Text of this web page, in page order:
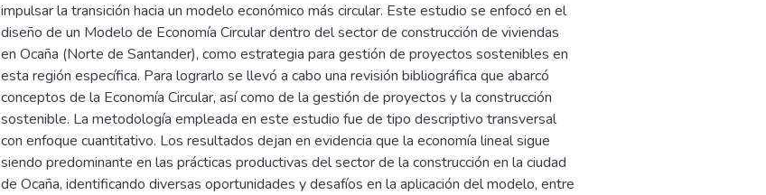
impulsar la transición hacia un modelo económico más circular. Este estudio se enfocó en el
diseño de un Modelo de Economía Circular dentro del sector de construcción de viviendas
en Ocaña (Norte de Santander), como estrategia para gestión de proyectos sostenibles en
esta región específica. Para lograrlo se llevó a cabo una revisión bibliográfica que abarcó
conceptos de la Economía Circular, así como de la gestión de proyectos y la construcción
sostenible. La metodología empleada en este estudio fue de tipo descriptivo transversal
con enfoque cuantitativo. Los resultados dejan en evidencia que la economía lineal sigue
siendo predominante en las prácticas productivas del sector de la construcción en la ciudad
de Ocaña, identificando diversas oportunidades y desafíos en la aplicación del modelo, entre